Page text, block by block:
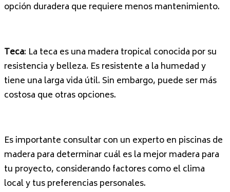
opción duradera que requiere menos mantenimiento.
Teca: La teca es una madera tropical conocida por su
resistencia y belleza. Es resistente a la humedad y
tiene una larga vida útil. Sin embargo, puede ser más
costosa que otras opciones.
Es importante consultar con un experto en piscinas de
madera para determinar cuál es la mejor madera para
tu proyecto, considerando factores como el clima
local y tus preferencias personales.